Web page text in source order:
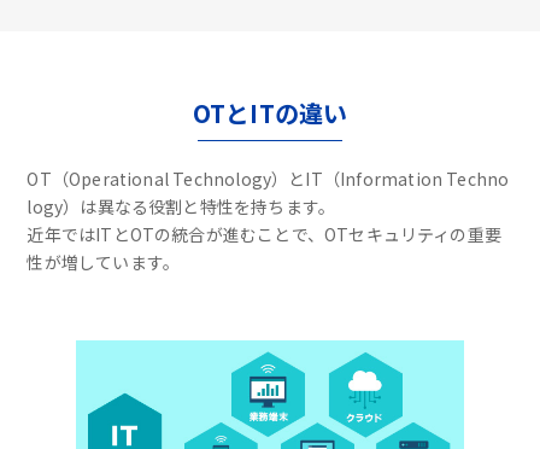
OTとITの違い
OT（Operational Technology）とIT（Information Techno
logy）は異なる役割と特性を持ちます。
近年ではITとOTの統合が進むことで、OTセキュリティの重要
性が増しています。